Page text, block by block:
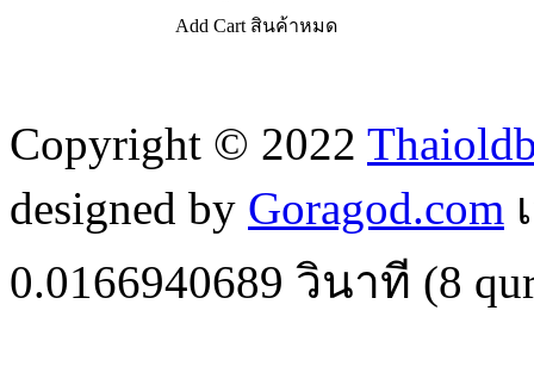
Add Cart สินค้าหมด
Copyright © 2022
designed by Goragod.com
0.0166940689 วินาที (8